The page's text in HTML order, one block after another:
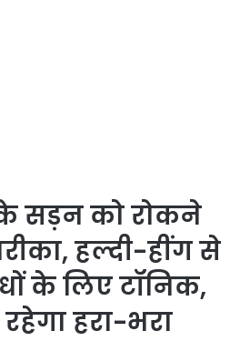
सड़न को रोकने
हल्दी-हींग से
के लिए टॉनिक,
हरा-भरा